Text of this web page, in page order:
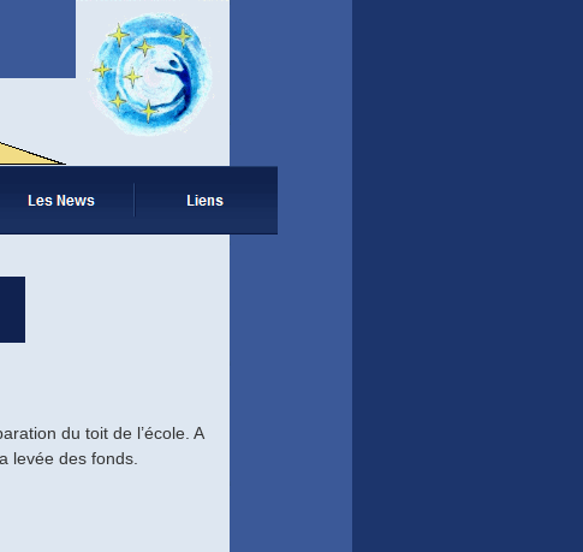
du toit de l’école. A
levée des fonds.